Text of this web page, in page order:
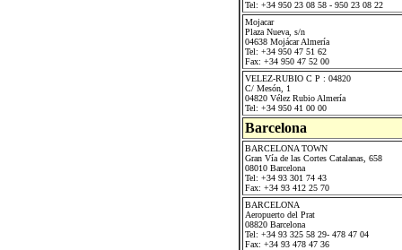
Tel: +34 950 23 08 58 - 950 23 08 22
Mojacar
Plaza Nueva, s/n
04638 Mojácar Almería
Tel: +34 950 47 51 62
Fax: +34 950 47 52 00
VELEZ-RUBIO C P : 04820
C/ Mesón, 1
04820 Vélez Rubio Almería
Tel: +34 950 41 00 00
Barcelona
BARCELONA TOWN
Gran Vía de las Cortes Catalanas, 658
08010 Barcelona
Tel: +34 93 301 74 43
Fax: +34 93 412 25 70
BARCELONA
Aeropuerto del Prat
08820 Barcelona
Tel: +34 93 325 58 29- 478 47 04
Fax: +34 93 478 47 36